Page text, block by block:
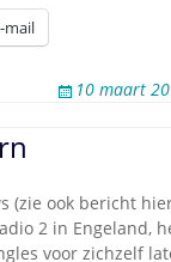
mail
10 maart
(zie ook bericht
2 in Engeland,
voor zichzelf